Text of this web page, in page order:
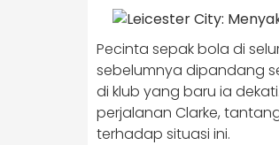
Pecinta sepak bola di
sebelumnya dipandang
di klub yang baru ia
perjalanan Clarke,
terhadap situasi ini.